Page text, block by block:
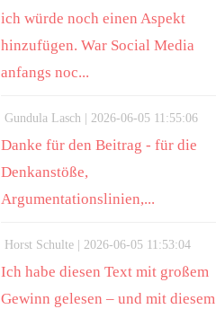
ich würde noch einen Aspekt
hinzufügen. War Social Media
anfangs noc...
Gundula Lasch | 2026-06-05 11:55:06
Danke für den Beitrag - für die
Denkanstöße,
Argumentationslinien,...
Horst Schulte | 2026-06-05 11:53:04
Ich habe diesen Text mit großem
Gewinn gelesen – und mit diesem